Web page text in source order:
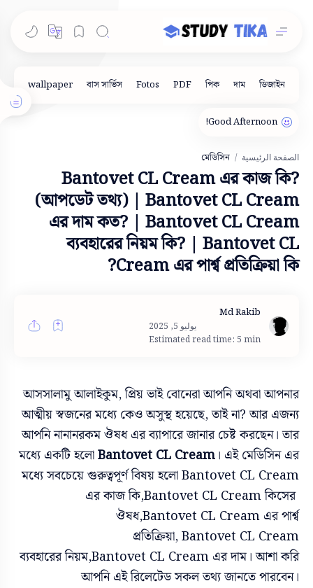
الصفحة الرئيسية মেডিসিন
Bantovet CL Cream এর কাজ কি?
(আপডেট তথ্য) | Bantovet CL Cream
এর দাম কত? | Bantovet CL Cream
ব্যবহারের নিয়ম কি? | Bantovet CL
Cream এর পার্শ্ব প্রতিক্রিয়া কি?
Estimated read time: 5 min
আসসালামু আলাইকুম, প্রিয় ভাই বোনেরা আপনি অথবা আপনার
আত্মীয় স্বজনের মধ্যে কেও অসুস্থ হয়েছে, তাই না? আর এজন্য
আপনি নানানরকম ঔষধ এর ব্যাপারে জানার চেষ্ট করছেন। তার
মধ্যে একটি হলোBantovet CL Cream। এই মেডিসিন এর
মধ্যে সবচেয়ে গুরুত্বপূর্ণ বিষয় হলো Bantovet CL Cream
এর কাজ কি,Bantovet CL Cream কিসের
ঔষধ,Bantovet CL Cream এর পার্শ্ব
প্রতিক্রিয়া,Bantovet CL Cream
ব্যবহারের নিয়ম,Bantovet CL Cream এর দাম। আশা করি
আপনি এই রিলেটেড সকল তথ্য জানতে পারবেন।